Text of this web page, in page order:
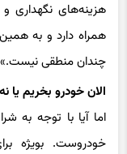
هزینه‌های نگهداری
همراه دارد و به
چندان منطقی نیست.»
الان خودرو بخریم یا
اما آیا با توجه به
خودروست. بویژه